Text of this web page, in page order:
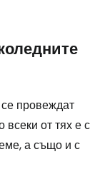
провеждат
всеки от тях е с
а също и с